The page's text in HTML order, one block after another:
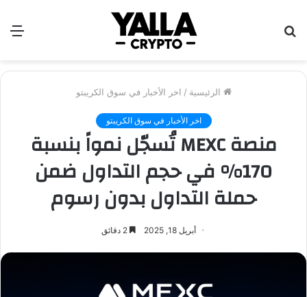
الرئيسية / اخر الأخبار في سوق الكريبتو
اخر الأخبار في سوق الكريبتو
منصة MEXC تُسجّل نمواً بنسبة
170% في حجم التداول ضمن
حملة التداول بدون رسوم
أبريل 18, 2025 2 دقائق